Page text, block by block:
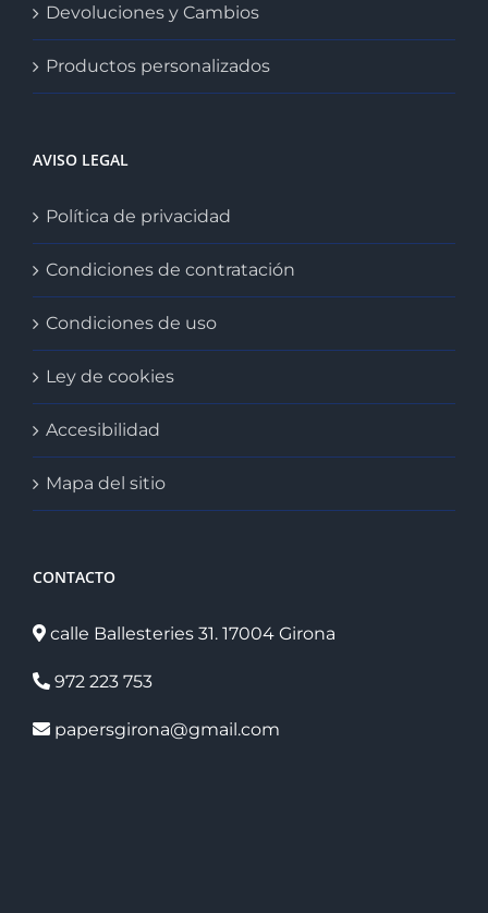
Devoluciones y Cambios
Productos personalizados
AVISO LEGAL
Política de privacidad
Condiciones de contratación
Condiciones de uso
Ley de cookies
Accesibilidad
Mapa del sitio
CONTACTO
calle Ballesteries 31. 17004 Girona
972 223 753
papersgirona@gmail.com